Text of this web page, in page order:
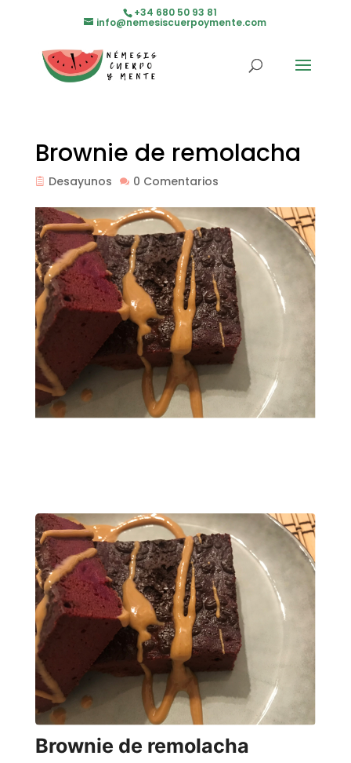
+34 680 50 93 81
info@nemesiscuerpoymente.com
Brownie de remolacha
Desayunos 0 Comentarios
Brownie de remolacha